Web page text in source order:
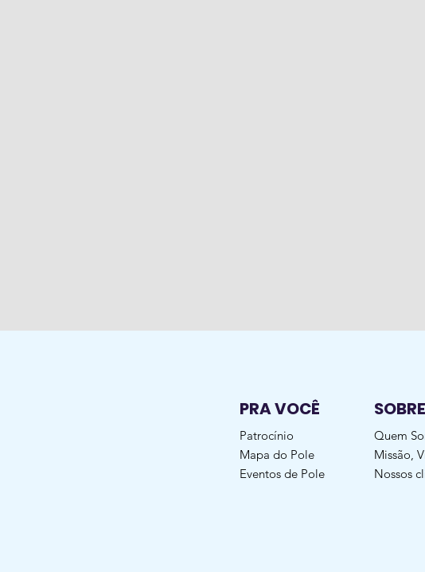
PRA VOCÊ SOBRE
Patrocínio
Mapa do Pole
Eventos de Pole
Quem
Missão,
Nossos